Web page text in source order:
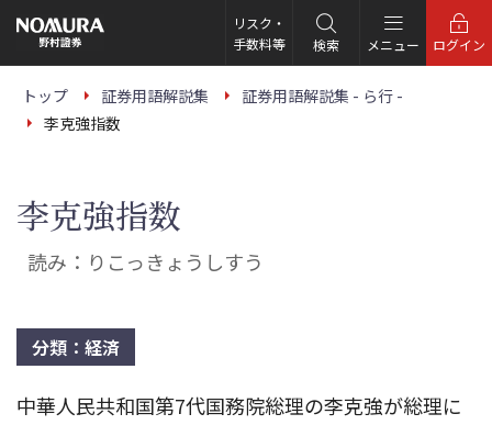
の
ー
リスク・
手数料等
検索 メニュー ログイン
トップ 証券用語解説集
証券用語解説集 - ら行 -
李克強指数
李克強指数
読み：りこっきょうしすう
分類：経済
中華人民共和国第7代国務院総理の李克強が総理に